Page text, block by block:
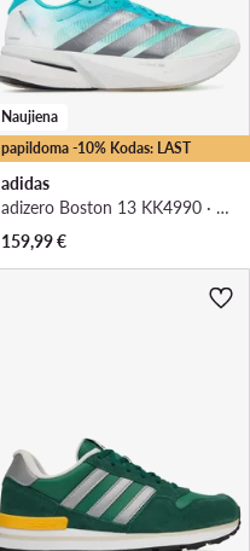
papildoma -10% Kodas: LAST
Naujiena
adidas
adizero Boston 13 KK4990 · Bėgimo batai
159,99€